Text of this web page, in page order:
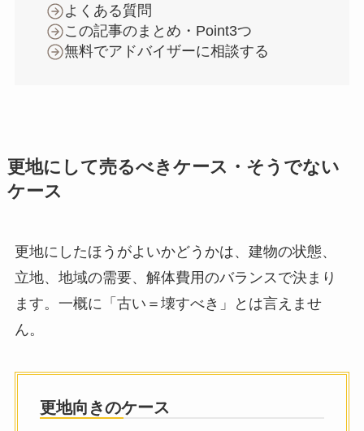
よくある質問
この記事のまとめ・Point3つ
無料でアドバイザーに相談する
更地にして売るべきケース・そうでない
ケース
更地にしたほうがよいかどうかは、建物の状態、
立地、地域の需要、解体費用のバランスで決まり
ます。一概に「古い＝壊すべき」とは言えませ
ん。
更地向きのケース